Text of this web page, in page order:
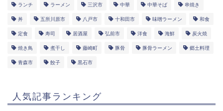
ランチ ラーメン 三沢市 中華 中華そば 串焼き
丼 五所川原市 八戸市 十和田市 味噌ラーメン 和食
定食 寿司 居酒屋 弘前市 洋食 海鮮 炭火焼
焼き鳥 煮干し 藤崎町 豚骨 豚骨ラーメン 郷土料理
青森市 餃子 黒石市
人気記事ランキング